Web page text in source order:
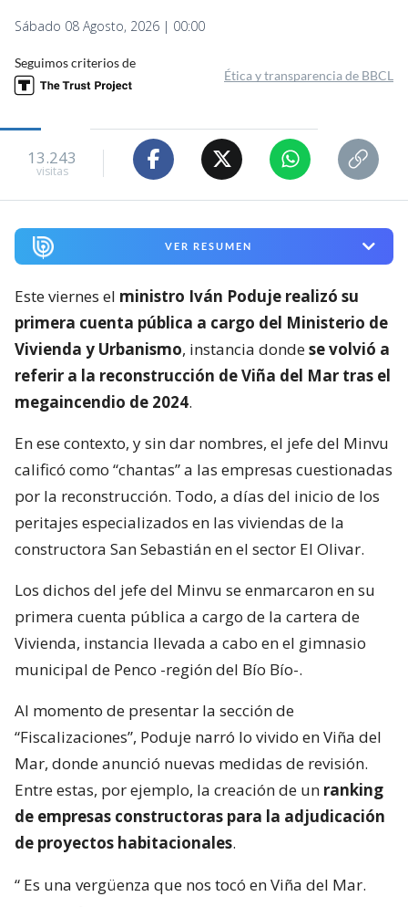
Periodista de Radio Bío Bío Valparaíso
Sábado 08 Agosto, 2026 | 00:00
13.243
visitas
VER RESUMEN
primera cuenta pública a cargo del Ministerio de
Vivienda y Urbanismo , instancia dondese volvió a
referir a la reconstrucción de Viña del Mar tras el
megaincendio de 2024
calificó como “chantas” a las empresas cuestionadas
por la reconstrucción. Todo, a días del inicio de los
peritajes especializados en las viviendas de la
constructora San Sebastián en el sector El Olivar.
Los dichos del jefe del Minvu se enmarcaron en su
primera cuenta pública a cargo de la cartera de
Vivienda, instancia llevada a cabo en el gimnasio
municipal de Penco -región del Bío Bío-.
Al momento de presentar la sección de
Mar, donde anunció nuevas medidas de revisión.